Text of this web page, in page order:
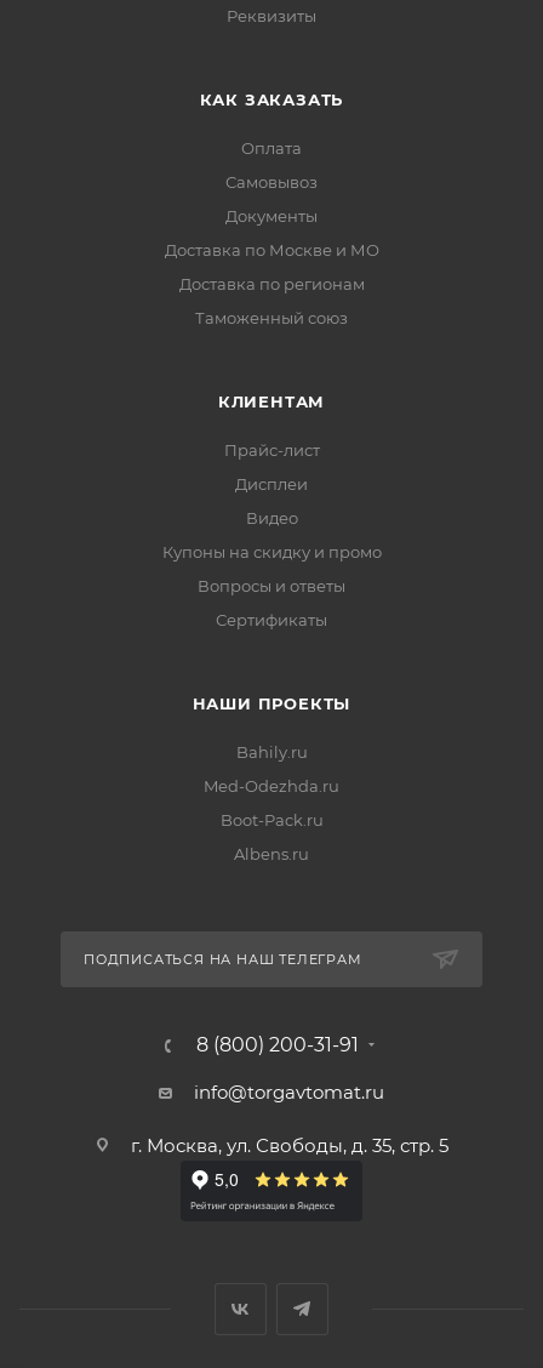
Реквизиты
КАК ЗАКАЗАТЬ
Оплата
Самовывоз
Документы
Доставка по Москве и МО
Доставка по регионам
Таможенный союз
КЛИЕНТАМ
Прайс-лист
Дисплеи
Видео
Купоны на скидку и промо
Вопросы и ответы
Сертификаты
НАШИ ПРОЕКТЫ
Bahily.ru
Med-Odezhda.ru
Boot-Pack.ru
Albens.ru
ПОДПИСАТЬСЯ НА НАШ ТЕЛЕГРАМ
8 (800) 200-31-91
info@torgavtomat.ru
г. Москва, ул. Свободы, д. 35, стр. 5